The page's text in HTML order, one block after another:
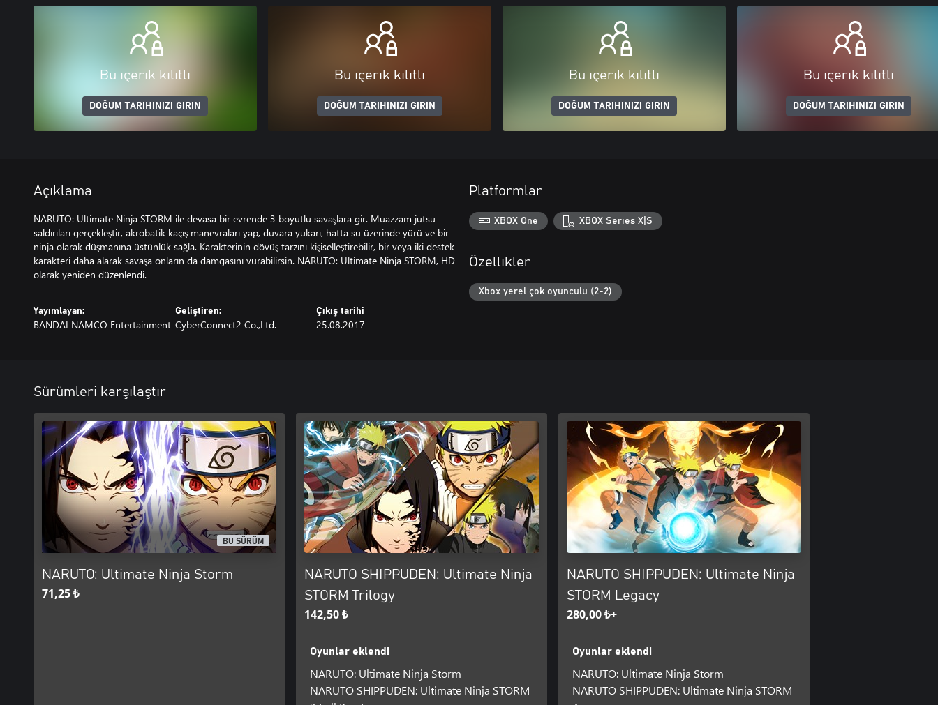
Bu içerik kilitli
DOĞUM TARIHINIZI GIRIN
Bu içerik kilitli
DOĞUM TARIHINIZI GIRIN
Bu içerik kilitli
DOĞUM TARIHINIZI GIRIN
Bu içerik kilitli
DOĞUM TARIHINIZI GIRIN
Açıklama
NARUTO: Ultimate Ninja STORM ile devasa bir evrende 3 boyutlu savaşlara gir. Muazzam jutsu
saldırıları gerçekleştir, akrobatik kaçış manevraları yap, duvara yukarı, hatta su üzerinde yürü ve bir
ninja olarak düşmanına üstünlük sağla. Karakterinin dövüş tarzını kişiselleştirebilir, bir veya iki destek
karakteri daha alarak savaşa onların da damgasını vurabilirsin. NARUTO: Ultimate Ninja STORM, HD
olarak yeniden düzenlendi.
Yayımlayan:
BANDAI NAMCO Entertainment
Geliştiren:
CyberConnect2 Co.,Ltd.
Çıkış tarihi
25.08.2017
Platformlar
XBOX One XBOX Series X|S
Özellikler
Xbox yerel çok oyunculu (2-2)
Sürümleri karşılaştır
BU SÜRÜM
NARUTO: Ultimate Ninja Storm
71,25 ₺
NARUTO SHIPPUDEN: Ultimate Ninja
STORM Trilogy
142,50 ₺
Oyunlar eklendi
NARUTO: Ultimate Ninja Storm
NARUTO SHIPPUDEN: Ultimate Ninja STORM
NARUTO SHIPPUDEN: Ultimate Ninja
STORM Legacy
280,00 ₺+
Oyunlar eklendi
NARUTO: Ultimate Ninja Storm
NARUTO SHIPPUDEN: Ultimate Ninja STORM